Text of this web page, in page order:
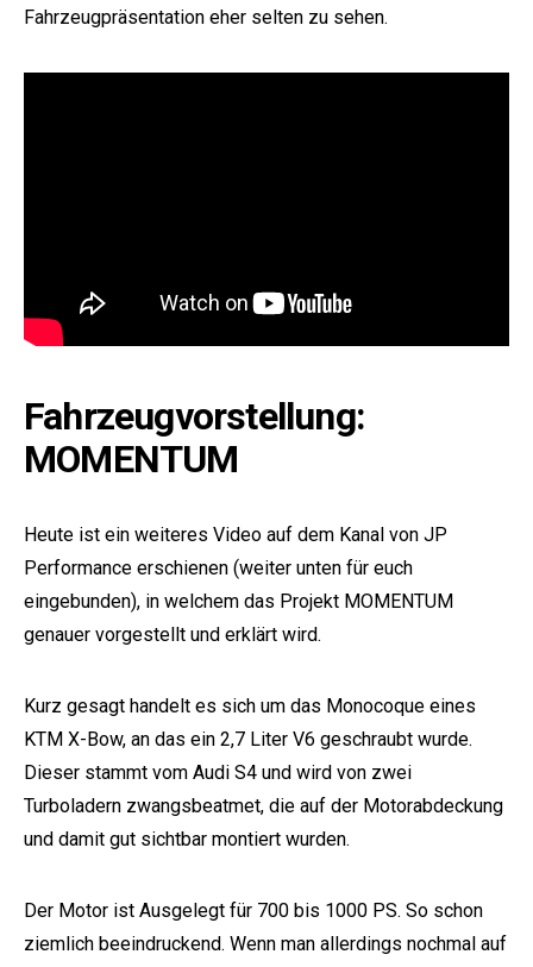
Fahrzeugpräsentation eher selten zu sehen.
Fahrzeugvorstellung:
MOMENTUM
Heute ist ein weiteres Video auf dem Kanal von JP
Performance erschienen (weiter unten für euch
eingebunden), in welchem das Projekt MOMENTUM
genauer vorgestellt und erklärt wird.
Kurz gesagt handelt es sich um das Monocoque eines
KTM X-Bow, an das ein 2,7 Liter V6 geschraubt wurde.
Dieser stammt vom Audi S4 und wird von zwei
Turboladern zwangsbeatmet, die auf der Motorabdeckung
und damit gut sichtbar montiert wurden.
Der Motor ist Ausgelegt für 700 bis 1000 PS. So schon
ziemlich beeindruckend. Wenn man allerdings nochmal auf